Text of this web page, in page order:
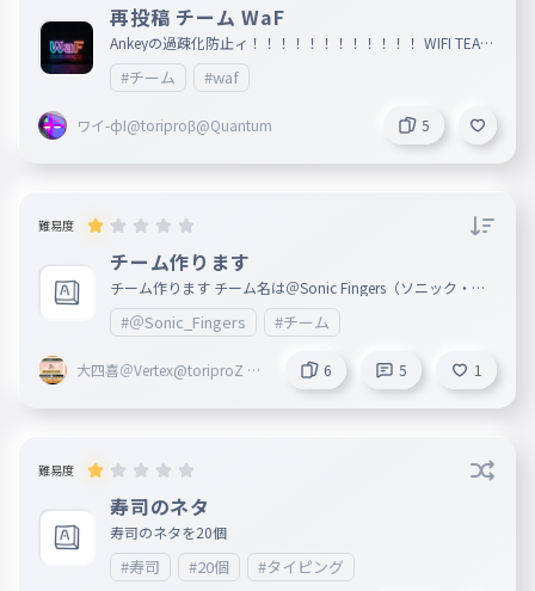
再投稿 チーム WaF
Ankeyの過疎化防止ィ！！！！！！！！！！！！ WIFI TEAM
から名前変えたんで。 すでに入ってる人はWIFI TEAMからW
aFにしてください。 このタイピングのスコアが1600超えた
ら参加OK👍️ 人数制限なしです。 WIFI TEAMのすでに入って
た人はメンバーは、またコメントで参加してくれ、大体の覚
えてる人は乗せとくんで。 入りたい人はコメントで リーダ
ー : ワイ-фI 副リーダー : 1/2 自称タイピングガチ勢の中学2
年生 メンバー : tantanmen108
#チーム #waf
ワイ-фI@toriproβ@Quantum 5
難易度
チーム作ります
チーム作ります チーム名は＠Sonic Fingers（ソニック・フ
ィンガーズ）です 人数は大体10人くらいにしときます 1,Aa
aaaaa 2,ガンダムガルバトス好き 3, 4, 5, 6, 7, 8, 9, 10, 主
な活動 タイピング力の向上が主です パドレ https://pa
dlet.com/2101002h/sonic-fingers-6h63svc0e15hs1tu 入り
たい人はコメントまたはパドレの受付に言ってください 入
っていいと言われた人は名前の後ろに＠Sonic Fingersとつけ
てください 自分の名前とタイピングの記録などを書いてく
#＠Sonic_Fingers #チーム
大四喜＠Vertex@toriproZ Λ
6 5 1
難易度
寿司のネタ
寿司のネタを20個
#寿司 #20個 #タイピング